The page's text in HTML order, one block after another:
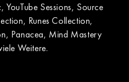
YouTube Sessions, Source
Runes Collection,
Panacea, Mind Mastery
Weitere.